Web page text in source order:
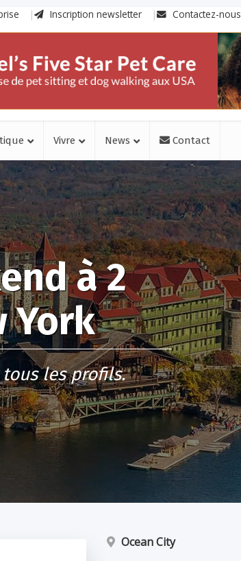
Inscription newsletter Contactez-nous
Vivre News Contact
à 2
York
les profils.
Ocean City